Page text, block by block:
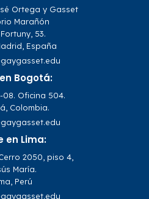
Ortega y Gasset
Marañón
53.
España
Bogotá:
08. Oficina 504.
Colombia.
en Lima:
2050, piso 4,
María.
Perú